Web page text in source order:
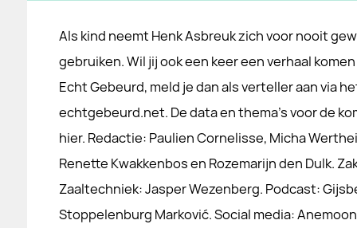
Als kind neemt Henk Asbreuk zich voor nooit
gebruiken. Wil jij ook een keer een verhaal
Echt Gebeurd, meld je dan als verteller aan via
echtgebeurd.net. De data en thema's voor de
hier. Redactie: Paulien Cornelisse, Micha
Renette Kwakkenbos en Rozemarijn den Dulk.
Zaaltechniek: Jasper Wezenberg. Podcast:
Stoppelenburg Marković. Social media: